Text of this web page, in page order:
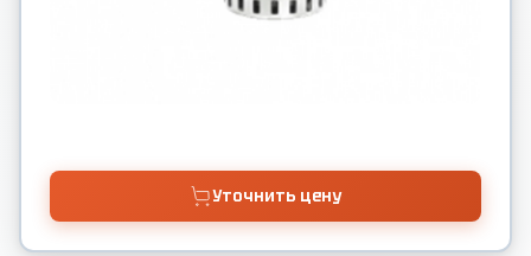
Уточнить цену